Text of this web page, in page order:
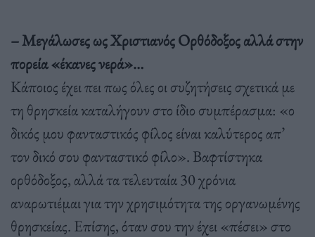
– Μεγάλωσες ως Χριστιανός Ορθόδοξος αλλά στην
πορεία «έκανες νερά»…
Κάποιος έχει πει πως όλες οι συζητήσεις σχετικά με
τη θρησκεία καταλήγουν στο ίδιο συμπέρασμα: «ο
δικός μου φανταστικός φίλος είναι καλύτερος απ’
τον δικό σου φανταστικό φίλο». Βαφτίστηκα
ορθόδοξος, αλλά τα τελευταία 30 χρόνια
αναρωτιέμαι για την χρησιμότητα της οργανωμένης
θρησκείας. Επίσης, όταν σου την έχει «πέσει» στο